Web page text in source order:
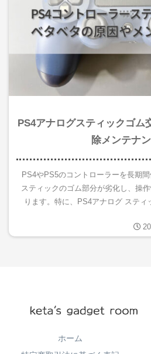
PS4アナログスティックゴム
除メンテナ
PS4やPS5のコントローラーを長期
スティックのゴム部分が劣化し、操
ります。特に、PS4アナログ スティ
プ...
ホーム